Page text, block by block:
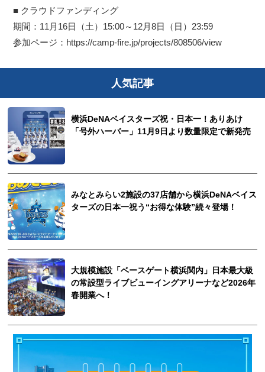
■ クラウドファンディング
期間：11月16日（土）15:00～12月8日（日）23:59
参加ページ：https://camp-fire.jp/projects/808506/view
人気記事
横浜DeNAベイスターズ祝・日本一！ありあけ
「号外ハーバー」11月9日より数量限定で新発売
みなとみらい2施設の37店舗から横浜DeNAベイス
ターズの日本一祝う“お得な体験”続々登場！
大規模施設「ベースゲート横浜関内」日本最大級
の常設型ライブビューイングアリーナなど2026年
春開業へ！